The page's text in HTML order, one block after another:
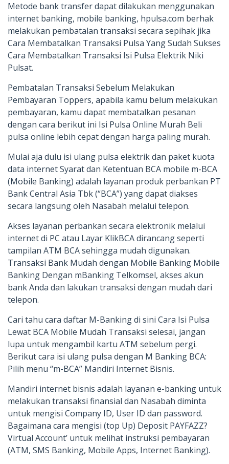
Metode bank transfer dapat dilakukan menggunakan
internet banking, mobile banking, hpulsa.com berhak
melakukan pembatalan transaksi secara sepihak jika
Cara Membatalkan Transaksi Pulsa Yang Sudah Sukses
Cara Membatalkan Transaksi Isi Pulsa Elektrik Niki
Pulsat.
Pembatalan Transaksi Sebelum Melakukan
Pembayaran Toppers, apabila kamu belum melakukan
pembayaran, kamu dapat membatalkan pesanan
dengan cara berikut ini Isi Pulsa Online Murah Beli
pulsa online lebih cepat dengan harga paling murah.
Mulai aja dulu isi ulang pulsa elektrik dan paket kuota
data internet Syarat dan Ketentuan BCA mobile m-BCA
(Mobile Banking) adalah layanan produk perbankan PT
Bank Central Asia Tbk (“BCA”) yang dapat diakses
secara langsung oleh Nasabah melalui telepon.
Akses layanan perbankan secara elektronik melalui
internet di PC atau Layar KlikBCA dirancang seperti
tampilan ATM BCA sehingga mudah digunakan.
Transaksi Bank Mudah dengan Mobile Banking Mobile
Banking Dengan mBanking Telkomsel, akses akun
bank Anda dan lakukan transaksi dengan mudah dari
telepon.
Cari tahu cara daftar M-Banking di sini Cara Isi Pulsa
Lewat BCA Mobile Mudah Transaksi selesai, jangan
lupa untuk mengambil kartu ATM sebelum pergi.
Berikut cara isi ulang pulsa dengan M Banking BCA:
Pilih menu “m-BCA” Mandiri Internet Bisnis.
Mandiri internet bisnis adalah layanan e-banking untuk
melakukan transaksi finansial dan Nasabah diminta
untuk mengisi Company ID, User ID dan password.
Bagaimana cara mengisi (top Up) Deposit PAYFAZZ?
Virtual Account’ untuk melihat instruksi pembayaran
(ATM, SMS Banking, Mobile Apps, Internet Banking).